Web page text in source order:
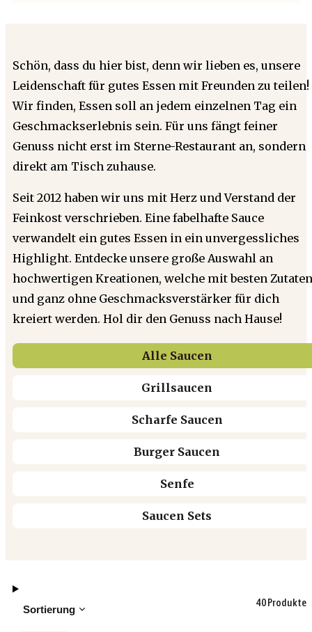
Schön, dass du hier bist, denn wir lieben es, unsere
Leidenschaft für gutes Essen mit Freunden zu teilen!
Wir finden, Essen soll an jedem einzelnen Tag ein
Geschmackserlebnis sein. Für uns fängt feiner
Genuss nicht erst im Sterne-Restaurant an, sondern
direkt am Tisch zuhause.
Seit 2012 haben wir uns mit Herz und Verstand der
Feinkost verschrieben. Eine fabelhafte Sauce
verwandelt ein gutes Essen in ein unvergessliches
Highlight. Entdecke unsere große Auswahl an
hochwertigen Kreationen, welche mit besten Zutaten
und ganz ohne Geschmacksverstärker für dich
kreiert werden. Hol dir den Genuss nach Hause!
Alle Saucen
Grillsaucen
Scharfe Saucen
Burger Saucen
Senfe
Saucen Sets
40 Produkte
Sortierung